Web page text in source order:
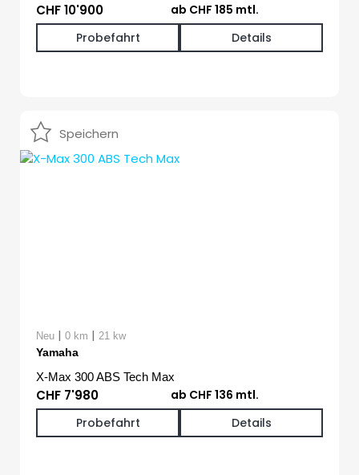
CHF 10'900
ab CHF 185 mtl.
Probefahrt
Details
Speichern
Neu | 0 km | 21 kw
Yamaha
X-Max 300 ABS Tech Max
CHF 7'980
ab CHF 136 mtl.
Probefahrt
Details